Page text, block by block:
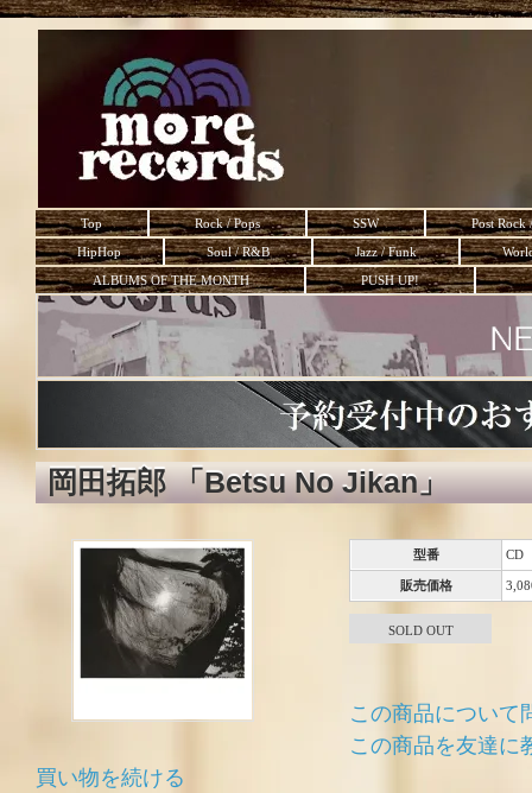
Top Rock / Pops SSW
Post Rock
HipHop
Soul / R&B Jazz / Funk
ALBUMS OF THE MONTH
PUSH UP!
岡田拓郎 「Betsu No Jikan」
型番 CD
販売価格
SOLD OUT
この商品について
この商品を友達に
買い物を続ける